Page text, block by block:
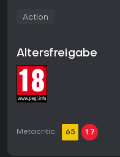
wählen aus einem Pool
Deckung in
gemeinsames
aus einem Modus auch
Gegenstände
oder im Team
Optionen für zufällige
Action
Altersfreigabe
Metacritic: 65 1.7